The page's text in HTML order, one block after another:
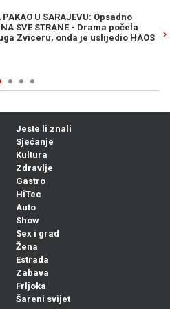
PROTIV SLUŽBENICE UIO BiH:
državu za 186.415 KM
Jeste li znali
Sjećanje
Kultura
Zdravlje
Gastro
HiTec
Auto
Show
Sex i grad
Žena
Estrada
Zabava
Frljoka
Šareni svijet